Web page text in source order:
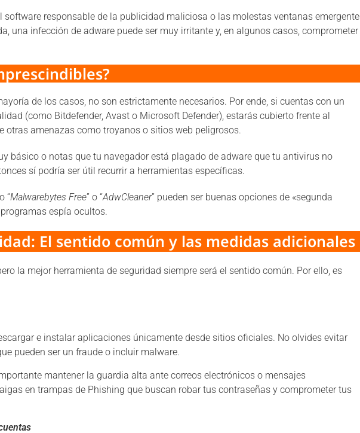
software responsable de la publicidad maliciosa o las molestas ventanas
una infección de adware puede ser muy irritante y, en algunos casos, comprometer
de los casos, no son estrictamente necesarios. Por ende, si cuentas con un
(como Bitdefender, Avast o Microsoft Defender), estarás cubierto frente al
otras amenazas como troyanos o sitios web peligrosos.
básico o notas que tu navegador está plagado de adware que tu antivirus no
sí podría ser útil recurrir a herramientas específicas.
“Malwarebytes Free” o “AdwCleaner” pueden ser buenas opciones de «segunda
espía ocultos.
El sentido común y las medidas adicionales
la mejor herramienta de seguridad siempre será el sentido común. Por ello, es
e instalar aplicaciones únicamente desde sitios oficiales. No olvides evitar
pueden ser un fraude o incluir malware.
mantener la guardia alta ante correos electrónicos o mensajes
en trampas de Phishing que buscan robar tus contraseñas y comprometer tus